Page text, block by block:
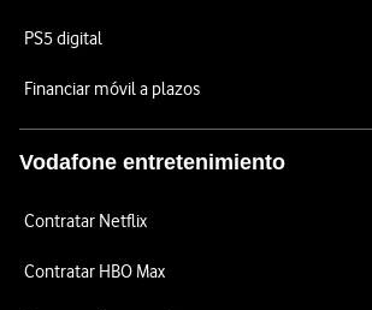
PS5 digital
Financiar móvil a plazos
Vodafone entretenimiento
Contratar Netflix
Contratar HBO Max